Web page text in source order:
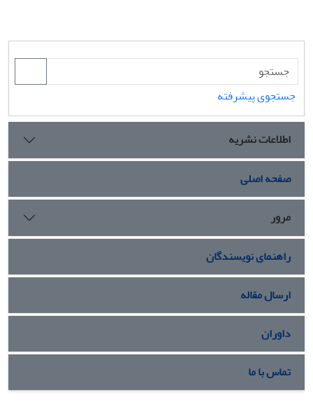
جستجوی پیشرفته
اطلاعات نشریه
صفحه اصلی
مرور
راهنمای نویسندگان
ارسال مقاله
داوران
تماس با ما